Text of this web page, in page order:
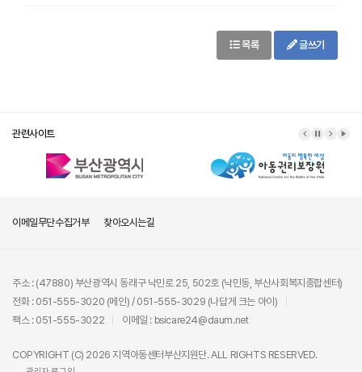
목록 글쓰기
관련사이트
이메일무단수집거부 찾아오시는길
주소 : (47880) 부산광역시 동래구 낙민로 25, 502호 (낙민동, 부산사회복지종합센터)
전화 : 051-555-3020 (메인) / 051-555-3029 (나답게 크는 아이)
팩스 : 051-555-3022
이메일 : bsicare24@daum.net
COPYRIGHT (C) 2026 지역아동센터부산지원단. ALL RIGHTS RESERVED.